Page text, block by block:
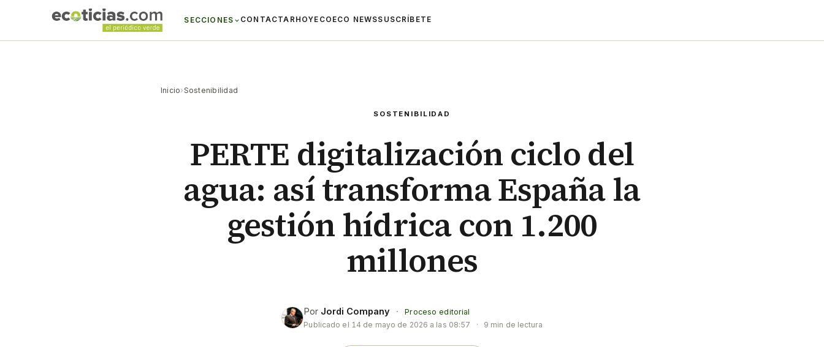
SECCIONES CONTACTAR HOYECO ECO NEWSSUSCRÍBETE
Inicio›Sostenibilidad
SOSTENIBILIDAD
PERTE digitalización ciclo del
agua: así transforma España la
gestión hídrica con 1.200
millones
Por Jordi Company ·
Proceso editorial
Publicado el 14 de mayo de 2026 a las 08:57 · 9 min de lectura